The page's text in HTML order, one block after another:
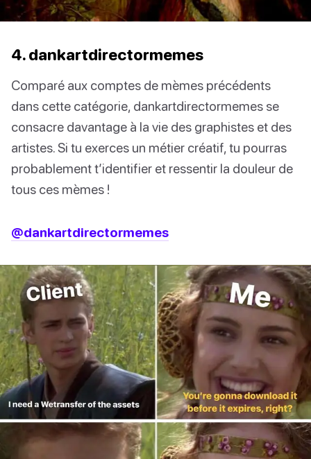
4. dankartdirectormemes
Comparé aux comptes de mèmes précédents
dans cette catégorie, dankartdirectormemes se
consacre davantage à la vie des graphistes et des
artistes. Si tu exerces un métier créatif, tu pourras
probablement t’identifier et ressentir la douleur de
tous ces mèmes !
@dankartdirectormemes